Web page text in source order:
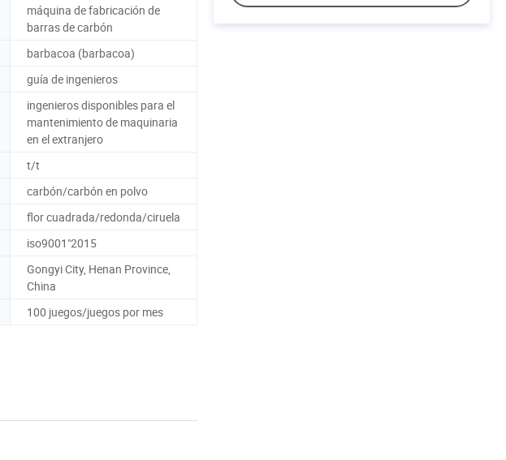
máquina de fabricación de
barras de carbón
barbacoa (barbacoa)
guía de ingenieros
ingenieros disponibles para el
mantenimiento de maquinaria
en el extranjero
t/t
carbón/carbón en polvo
flor cuadrada/redonda/ciruela
iso9001"2015
Gongyi City, Henan Province,
China
100 juegos/juegos por mes